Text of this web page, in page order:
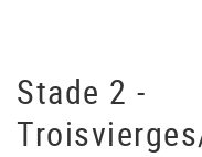
Stade 2 -